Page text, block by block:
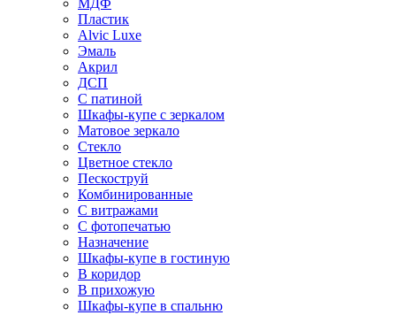
МДФ
Пластик
Alvic Luxe
Эмаль
Акрил
ДСП
С патиной
Шкафы-купе с зеркалом
Матовое зеркало
Стекло
Цветное стекло
Пескоструй
Комбинированные
С витражами
С фотопечатью
Назначение
Шкафы-купе в гостиную
В коридор
В прихожую
Шкафы-купе в спальню